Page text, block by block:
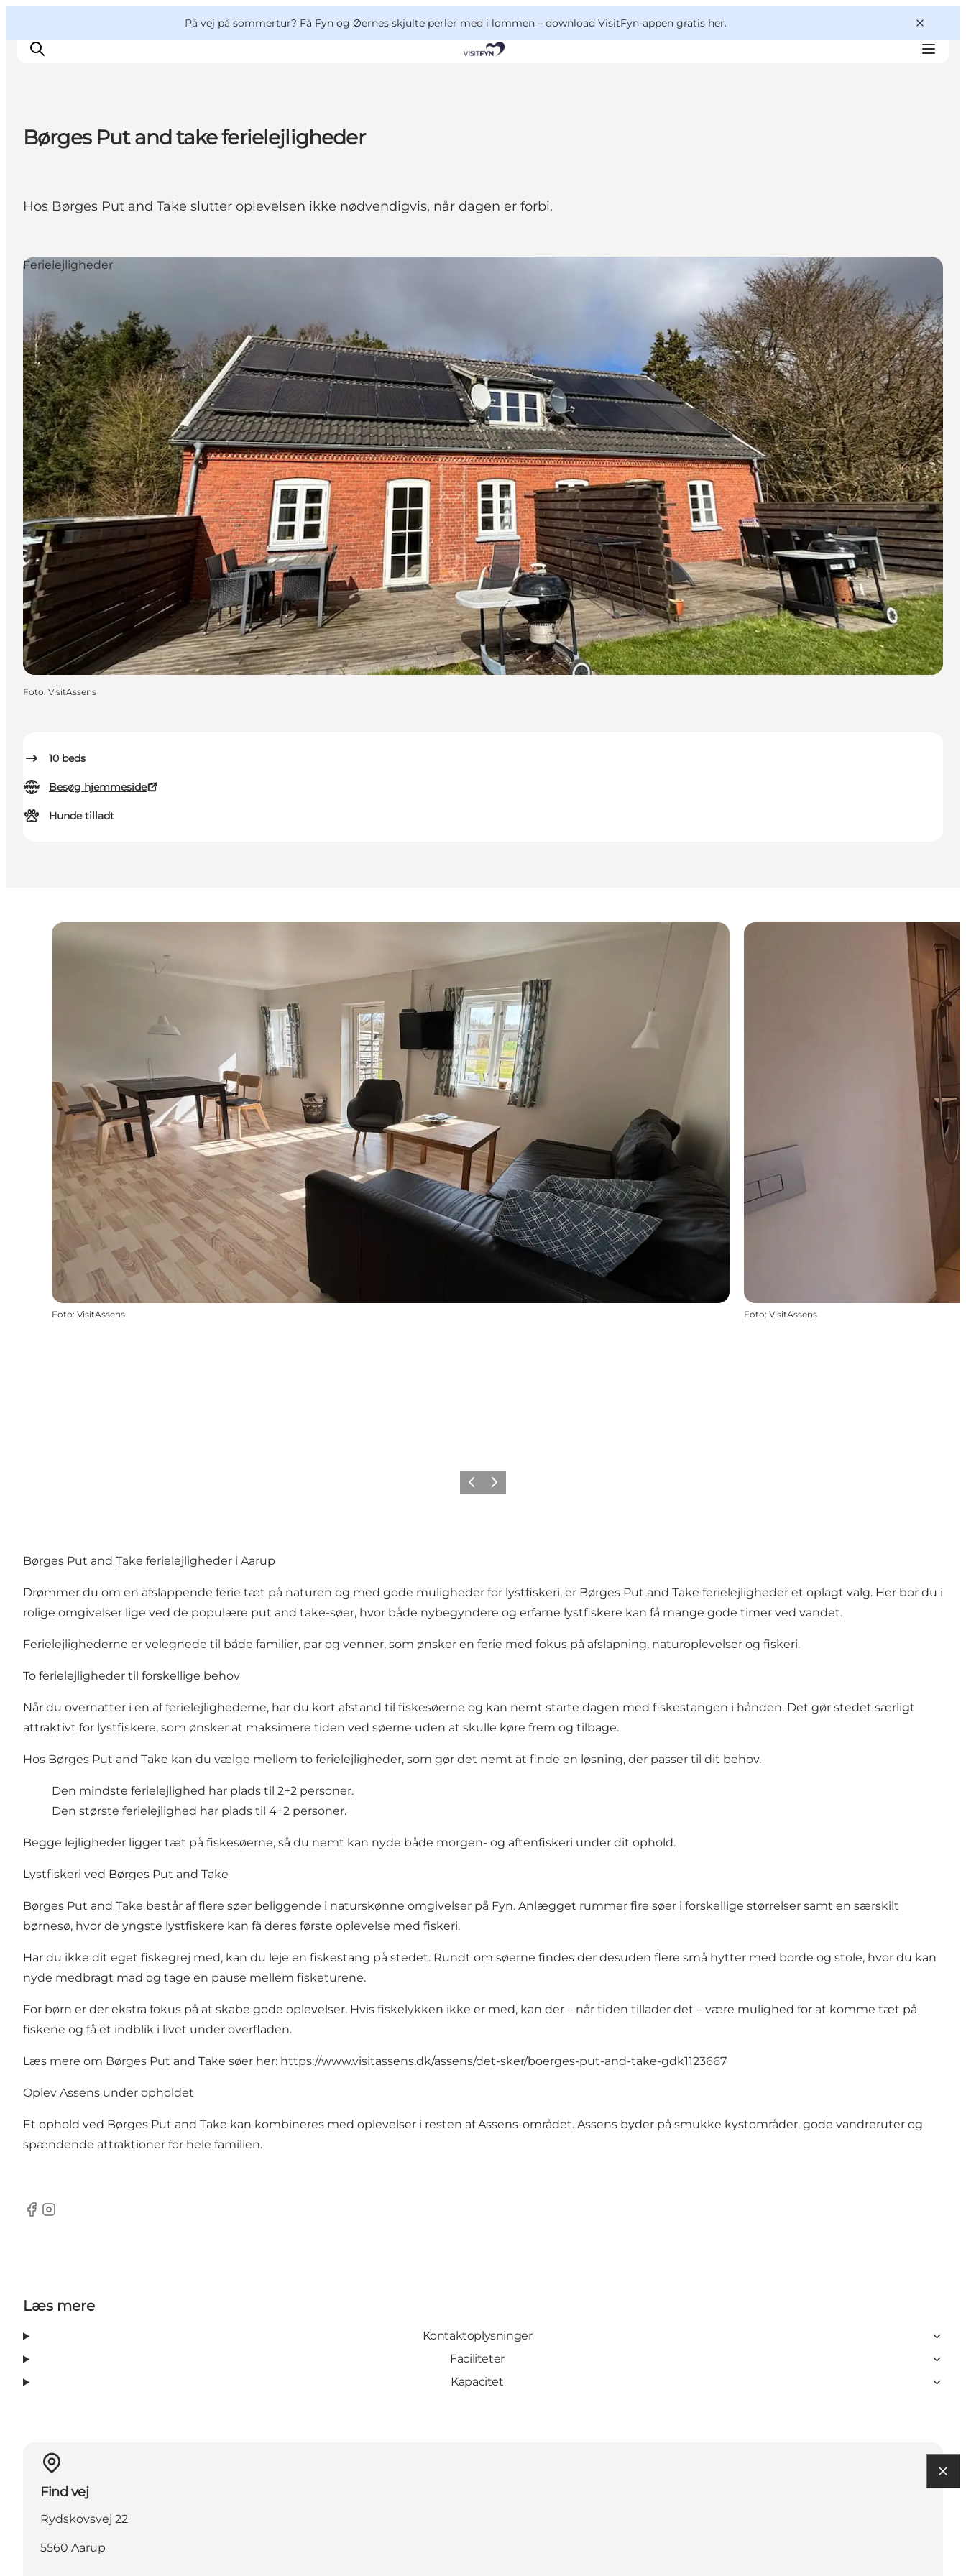
På vej på sommertur? Få Fyn og Øernes skjulte perler med i lommen – download VisitFyn-appen gratis her.
Mad og drikke
Overnatning
Børges Put and take ferielejligheder
Hos Børges Put and Take slutter oplevelsen ikke nødvendigvis, når dagen er forbi.
10 beds
Besøg hjemmeside
Hunde tilladt
Ferielejligheder
Foto: VisitAssens
Foto: VisitAssens Foto: VisitAssens
ForrigeNæste
Børges Put and Take ferielejligheder i Aarup
Drømmer du om en afslappende ferie tæt på naturen og med gode muligheder for lystfiskeri, er Børges Put and Take ferielejligheder et oplagt valg. Her bor du i
rolige omgivelser lige ved de populære put and take-søer, hvor både nybegyndere og erfarne lystfiskere kan få mange gode timer ved vandet.
Ferielejlighederne er velegnede til både familier, par og venner, som ønsker en ferie med fokus på afslapning, naturoplevelser og fiskeri.
To ferielejligheder til forskellige behov
Når du overnatter i en af ferielejlighederne, har du kort afstand til fiskesøerne og kan nemt starte dagen med fiskestangen i hånden. Det gør stedet særligt
attraktivt for lystfiskere, som ønsker at maksimere tiden ved søerne uden at skulle køre frem og tilbage.
Hos Børges Put and Take kan du vælge mellem to ferielejligheder, som gør det nemt at finde en løsning, der passer til dit behov.
Den mindste ferielejlighed har plads til 2+2 personer.
Den største ferielejlighed har plads til 4+2 personer.
Begge lejligheder ligger tæt på fiskesøerne, så du nemt kan nyde både morgen- og aftenfiskeri under dit ophold.
Lystfiskeri ved Børges Put and Take
Børges Put and Take består af flere søer beliggende i naturskønne omgivelser på Fyn. Anlægget rummer fire søer i forskellige størrelser samt en særskilt
børnesø, hvor de yngste lystfiskere kan få deres første oplevelse med fiskeri.
Har du ikke dit eget fiskegrej med, kan du leje en fiskestang på stedet. Rundt om søerne findes der desuden flere små hytter med borde og stole, hvor du kan
nyde medbragt mad og tage en pause mellem fisketurene.
For børn er der ekstra fokus på at skabe gode oplevelser. Hvis fiskelykken ikke er med, kan der – når tiden tillader det – være mulighed for at komme tæt på
fiskene og få et indblik i livet under overfladen.
Læs mere om Børges Put and Take søer her: https://www.visitassens.dk/assens/det-sker/boerges-put-and-take-gdk1123667
Oplev Assens under opholdet
Et ophold ved Børges Put and Take kan kombineres med oplevelser i resten af Assens-området. Assens byder på smukke kystområder, gode vandreruter og
spændende attraktioner for hele familien.
Facebook
Instagram
Læs mere
Kontaktoplysninger
Faciliteter
Kapacitet
Find vej
Rydskovsvej 22
5560 Aarup